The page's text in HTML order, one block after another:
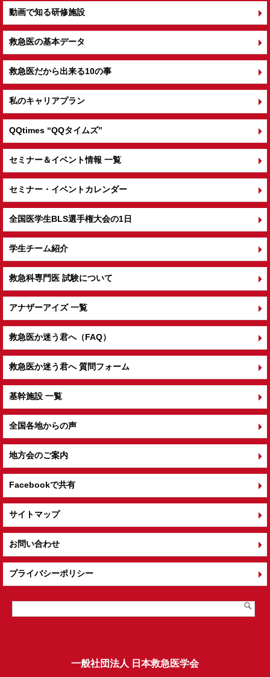
動画で知る研修施設
救急医の基本データ
救急医だから出来る10の事
私のキャリアプラン
QQtimes “QQタイムズ”
セミナー＆イベント情報 一覧
セミナー・イベントカレンダー
全国医学生BLS選手権大会の1日
学生チーム紹介
救急科専門医 試験について
アナザーアイズ 一覧
救急医か迷う君へ（FAQ）
救急医か迷う君へ 質問フォーム
基幹施設 一覧
全国各地からの声
地方会のご案内
Facebookで共有
サイトマップ
お問い合わせ
プライバシーポリシー
一般社団法人 日本救急医学会